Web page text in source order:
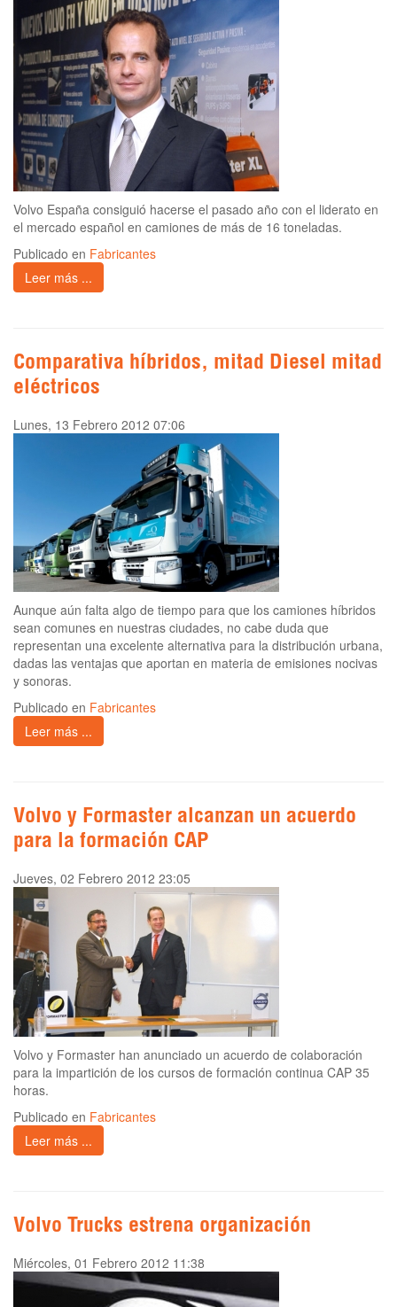
Volvo España consiguió hacerse el pasado año con el liderato en
el mercado español en camiones de más de 16 toneladas.
Publicado en Fabricantes
Leer más ...
Comparativa híbridos, mitad Diesel mitad
eléctricos
Lunes, 13 Febrero 2012 07:06
Aunque aún falta algo de tiempo para que los camiones híbridos
sean comunes en nuestras ciudades, no cabe duda que
representan una excelente alternativa para la distribución urbana,
dadas las ventajas que aportan en materia de emisiones nocivas
y sonoras.
Publicado en Fabricantes
Leer más ...
Volvo y Formaster alcanzan un acuerdo
para la formación CAP
Jueves, 02 Febrero 2012 23:05
Volvo y Formaster han anunciado un acuerdo de colaboración
para la impartición de los cursos de formación continua CAP 35
horas.
Publicado en Fabricantes
Leer más ...
Volvo Trucks estrena organización
Miércoles, 01 Febrero 2012 11:38